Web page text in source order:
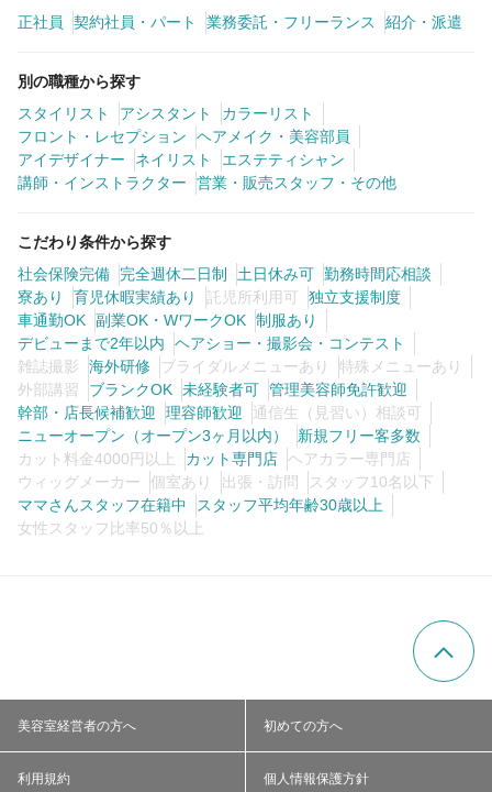
正社員
契約社員・パート 業務委託・フリーランス 紹介・派遣
別の職種から探す
スタイリスト
アシスタント
カラーリスト
フロント・レセプション
ヘアメイク・美容部員
アイデザイナー
ネイリスト
エステティシャン
講師・インストラクター
営業・販売スタッフ・その他
こだわり条件から探す
社会保険完備
完全週休二日制 土日休み可 勤務時間応相談
寮あり
育児休暇実績あり 託児所利用可
独立支援制度
車通勤OK 副業OK・WワークOK 制服あり
デビューまで2年以内
ヘアショー・撮影会・コンテスト
雑誌撮影
海外研修 ブライダルメニューあり
特殊メニューあり
外部講習
ブランクOK 未経験者可 管理美容師免許歓迎
幹部・店長候補歓迎
理容師歓迎
通信生（見習い）相談可
ニューオープン（オープン3ヶ月以内）
新規フリー客多数
カット料金4000円以上
カット専門店 ヘアカラー専門店
ウィッグメーカー
個室あり 出張・訪問
スタッフ10名以下
ママさんスタッフ在籍中
スタッフ平均年齢30歳以上
女性スタッフ比率50％以上
美容室経営者の方へ 初めての方へ
利用規約 個人情報保護方針